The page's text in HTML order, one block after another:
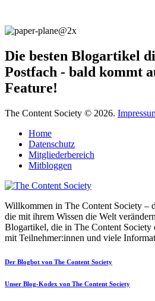
Die besten Blogartikel
Postfach - bald kommt
Feature!
The Content Society © 2026.
Home
Datenschutz
Mitgliederbereich
Mitbloggen
Willkommen in The Content Society –
die mit ihrem Wissen die Welt
Blogartikel, die in The Content Society
mit Teilnehmer:innen und viele
Der Blogbot von The Content Society
Unser Blog-Kodex von The Content Society